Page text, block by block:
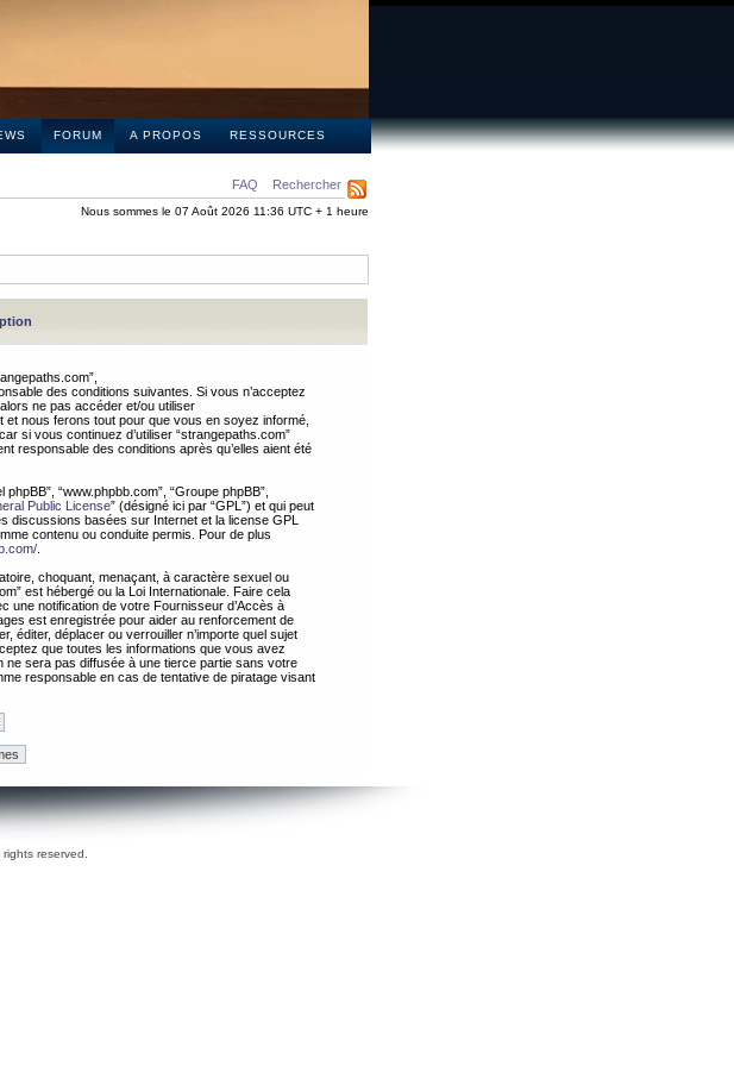
FORUM A PROPOS RESSOURCES
FAQ Rechercher
Nous sommes le 07 Août 2026 11:36 UTC + 1 heure
des conditions suivantes. Si vous n’acceptez
ne pas accéder et/ou utiliser
et nous ferons tout pour que vous en soyez informé,
si vous continuez d’utiliser “strangepaths.com”
responsable des conditions après qu’elles aient été
“www.phpbb.com”, “Groupe phpBB”,
Public License” (désigné ici par “GPL”) et qui peut
discussions basées sur Internet et la license GPL
contenu ou conduite permis. Pour de plus
choquant, menaçant, à caractère sexuel ou
est hébergé ou la Loi Internationale. Faire cela
une notification de votre Fournisseur d’Accès à
est enregistrée pour aider au renforcement de
éditer, déplacer ou verrouiller n’importe quel sujet
que toutes les informations que vous avez
sera pas diffusée à une tierce partie sans votre
responsable en cas de tentative de piratage visant
reserved.